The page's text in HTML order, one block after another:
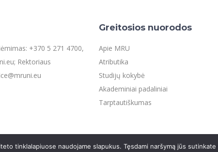
+370 5 271 4700,
Rektoriaus
Greitosios nuorodos
Apie MRU
Atributika
Studijų kokybė
Akademiniai padaliniai
Tarptautiškumas
tinklalapiuose naudojame slapukus. Tęsdami naršymą jūs